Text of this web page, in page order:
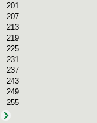
201
207
213
219
225
231
237
243
249
255